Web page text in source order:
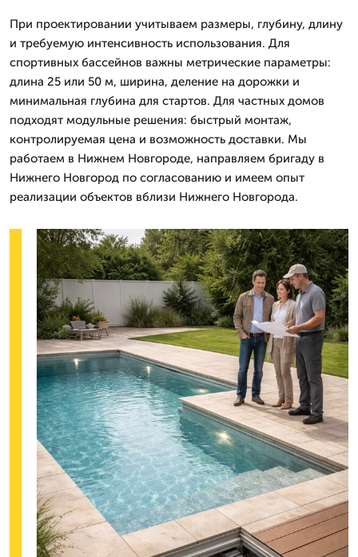
При проектировании учитываем размеры, глубину, длину
и требуемую интенсивность использования. Для
спортивных бассейнов важны метрические параметры:
длина 25 или 50 м, ширина, деление на дорожки и
минимальная глубина для стартов. Для частных домов
подходят модульные решения: быстрый монтаж,
контролируемая цена и возможность доставки. Мы
работаем в Нижнем Новгороде, направляем бригаду в
Нижнего Новгород по согласованию и имеем опыт
реализации объектов вблизи Нижнего Новгорода.